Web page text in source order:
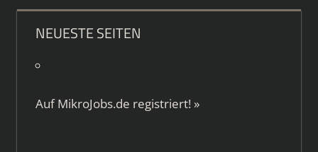
NEUESTE SEITEN
AufMikroJobs.de registriert! »